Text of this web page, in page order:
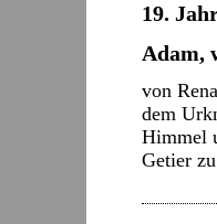
19.
Adam,
von
dem
Himmel
Getier